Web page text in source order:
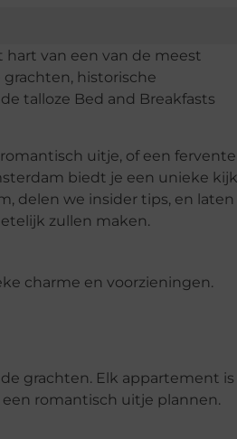
van een van de meest
historische
talloze Bed and Breakfasts
uitje, of een fervente
biedt je een unieke kijk
delen we insider tips, en laten
zullen maken.
charme en voorzieningen.
grachten. Elk appartement is
romantisch uitje plannen.